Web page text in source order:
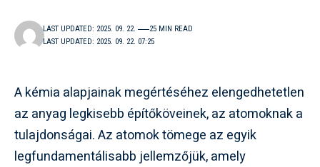
LAST UPDATED: 2025. 09. 22. 07:25
LAST UPDATED: 2025. 09. 22. 25 MIN READ
A kémia alapjainak megértéséhez elengedhetetlen
az anyag legkisebb építőköveinek, az atomoknak a
tulajdonságai. Az atomok tömege az egyik
legfundamentálisabb jellemzőjük, amely